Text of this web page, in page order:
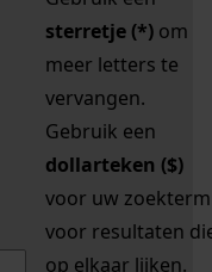
sterretje (*) om
meer letters te
vervangen.
Gebruik een
dollarteken ($)
voor uw zoekterm
voor resultaten
op elkaar lijken.